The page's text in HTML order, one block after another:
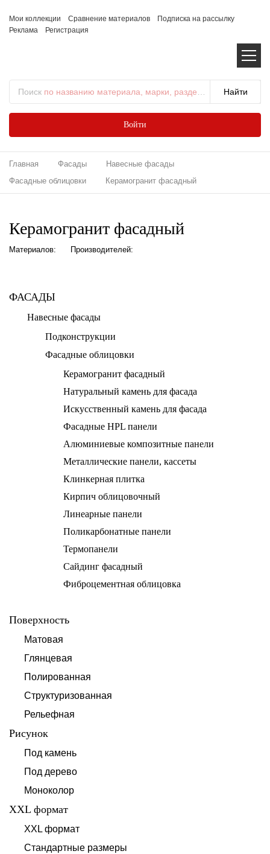
Мои коллекции Сравнение материалов
Подписка на рассылку
Реклама
Регистрация
Поиск по названию материала, марки, раздела...
Войти
Главная Фасады
Навесные фасады
Фасадные облицовки
Керамогранит фасадный
Керамогранит фасадный
Материалов: Производителей:
ФАСАДЫ
Навесные фасады
Подконструкции
Фасадные облицовки
Керамогранит фасадный
Натуральный камень для фасада
Искусственный камень для фасада
Фасадные HPL панели
Алюминиевые композитные панели
Металлические панели, кассеты
Клинкерная плитка
Кирпич облицовочный
Линеарные панели
Поликарбонатные панели
Термопанели
Сайдинг фасадный
Фиброцементная облицовка
Поверхность
Матовая
Глянцевая
Полированная
Структуризованная
Рельефная
Рисунок
Под камень
Под дерево
Моноколор
XXL формат
XXL формат
Стандартные размеры